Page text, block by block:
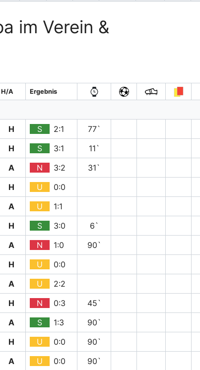
im Verein &
H/A Ergebnis
H S 2:1 77`
H S 3:1 11`
A N 3:2 31`
H U
0:0
A U
1:1
H S 3:0 6`
A N 1:0 90`
H U
0:0
A U
2:2
H N 0:3 45`
A S 1:3 90`
H U 0:0 90`
A U 0:0 90`